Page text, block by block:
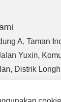
A, Taman
Yuxin,
Distrik
27990932